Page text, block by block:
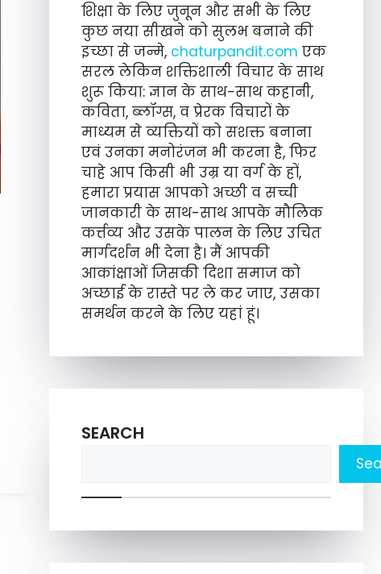
शिक्षा के लिए जुनून और सभी के लिए
कुछ नया सीखने को सुलभ बनाने की
इच्छा से जन्मे, chaturpandit.com एक
सरल लेकिन शक्तिशाली विचार के साथ
शुरू किया: ज्ञान के साथ-साथ कहानी,
कविता, ब्लॉग्स, व प्रेरक विचारों के
माध्यम से व्यक्तियों को सशक्त बनाना
एवं उनका मनोरंजन भी करना है, फिर
चाहे आप किसी भी उम्र या वर्ग के हों,
हमारा प्रयास आपको अच्छी व सच्ची
जानकारी के साथ-साथ आपके मौलिक
कर्त्तव्य और उसके पालन के लिए उचित
मार्गदर्शन भी देना है। मैं आपकी
आकांक्षाओं जिसकी दिशा समाज को
अच्छाई के रास्ते पर ले कर जाए, उसका
समर्थन करने के लिए यहां हूं।
SEARCH